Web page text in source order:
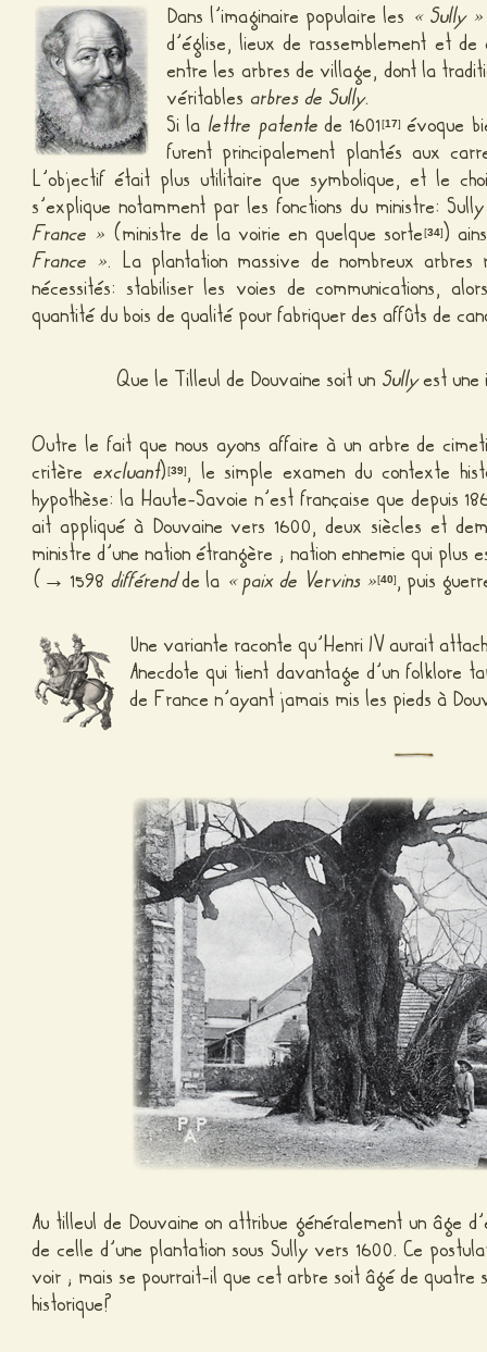
Dans l’imaginaire populaire les « Sully »
d’église, lieux de rassemblement et
entre les arbres de village, dont la
véritables arbres de Sully.
Si la lettre patente de 1601[17] évoque
furent principalement plantés aux
L’objectif était plus utilitaire que symbolique, et le
s’explique notamment par les fonctions du ministre:
France » (ministre de la voirie en quelque sorte[34])
France ». La plantation massive de nombreux
nécessités: stabiliser les voies de communications,
quantité du bois de qualité pour fabriquer des affûts de
Que le Tilleul de Douvaine soit un Sullyest une
Outre le fait que nous ayons affaire à un arbre de
critère excluant)[39], le simple examen du contexte
hypothèse: la Haute-Savoie n’est française que depuis
ait appliqué à Douvaine vers 1600, deux siècles et
ministre d’une nation étrangère ; nation ennemie qui plus
(→ 1598 différendde la « paix de Vervins »[40], puis
Une variante raconte qu’Henri IV aurait
Anecdote qui tient davantage d’un folklore
de France n’ayant jamais mis les pieds à
Au tilleul de Douvaine on attribue généralement un âge
de celle d’une plantation sous Sully vers 1600. Ce
voir ; mais se pourrait-il que cet arbre soit âgé de
historique?